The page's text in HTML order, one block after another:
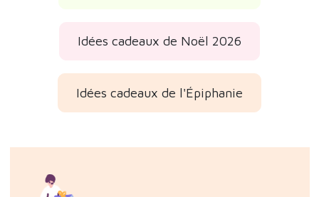
Idées cadeaux de Noël 2026
Idées cadeaux de l'Épiphanie